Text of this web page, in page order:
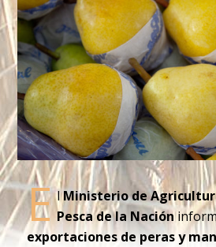
E lMinisterio de
Pesca de la Nación
exportaciones de peras y